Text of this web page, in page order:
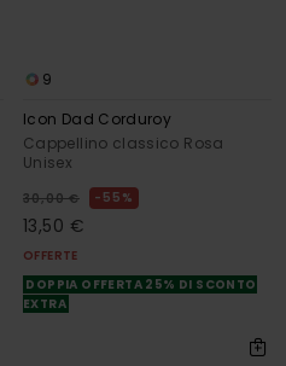
9
Icon Dad Corduroy
Cappellino classico Rosa
Unisex
30,00 € 55%
13,50 €
OFFERTE
DOPPIA OFFERTA 25% DI SCONTO
EXTRA